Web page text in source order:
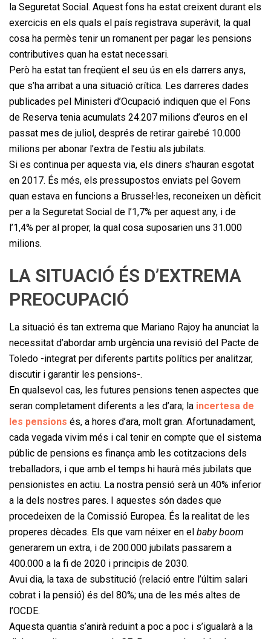
la Seguretat Social. Aquest fons ha estat creixent durant els
exercicis en els quals el país registrava superàvit, la qual
cosa ha permès tenir un romanent per pagar les pensions
contributives quan ha estat necessari.
Però ha estat tan freqüent el seu ús en els darrers anys,
que s’ha arribat a una situació crítica. Les darreres dades
publicades pel Ministeri d’Ocupació indiquen que el Fons
de Reserva tenia acumulats 24.207 milions d’euros en el
passat mes de juliol, després de retirar gairebé 10.000
milions per abonar l’extra de l’estiu als jubilats.
Si es continua per aquesta via, els diners s’hauran esgotat
en 2017. És més, els pressupostos enviats pel Govern
quan estava en funcions a Brussel·les, reconeixen un dèficit
per a la Seguretat Social de l’1,7% per aquest any, i de
l’1,4% per al proper, la qual cosa suposarien uns 31.000
milions.
LA SITUACIÓ ÉS D’EXTREMA
PREOCUPACIÓ
La situació és tan extrema que Mariano Rajoy ha anunciat la
necessitat d’abordar amb urgència una revisió del Pacte de
Toledo -integrat per diferents partits polítics per analitzar,
discutir i garantir les pensions-.
En qualsevol cas, les futures pensions tenen aspectes que
seran completament diferents a les d’ara; la incertesa de
les pensions és, a hores d’ara, molt gran. Afortunadament,
cada vegada vivim més i cal tenir en compte que el sistema
públic de pensions es finança amb les cotitzacions dels
treballadors, i que amb el temps hi haurà més jubilats que
pensionistes en actiu. La nostra pensió serà un 40% inferior
a la dels nostres pares. I aquestes són dades que
procedeixen de la Comissió Europea. És la realitat de les
properes dècades. Els que vam néixer en el baby boom
generarem un extra, i de 200.000 jubilats passarem a
400.000 a la fi de 2020 i principis de 2030.
Avui dia, la taxa de substitució (relació entre l’últim salari
cobrat i la pensió) és del 80%; una de les més altes de
l’OCDE.
Aquesta quantia s’anirà reduint a poc a poc i s’igualarà a la